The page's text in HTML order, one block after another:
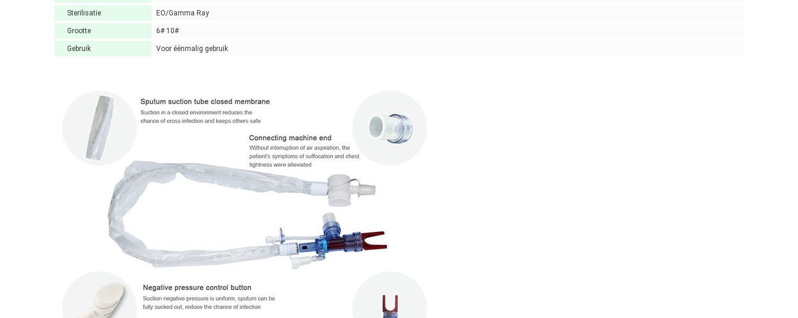
Sterilisatie EO/Gamma Ray
Grootte 6# 10#
Gebruik Voor éénmalig gebruik